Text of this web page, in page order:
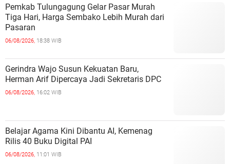
Pemkab Tulungagung Gelar Pasar Murah
Tiga Hari, Harga Sembako Lebih Murah dari
Pasaran
06/08/2026, 18:38 WIB
Gerindra Wajo Susun Kekuatan Baru,
Herman Arif Dipercaya Jadi Sekretaris DPC
06/08/2026, 16:02 WIB
Belajar Agama Kini Dibantu AI, Kemenag
Rilis 40 Buku Digital PAI
06/08/2026, 11:01 WIB